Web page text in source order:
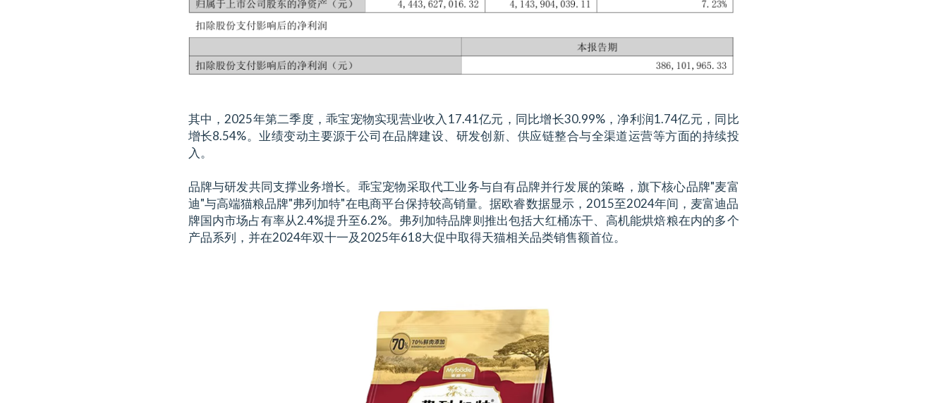
其中，2025年第二季度，乖宝宠物实现营业收入17.41亿元，同比增长30.99%，净利润1.74亿元，同比
增长8.54%。业绩变动主要源于公司在品牌建设、研发创新、供应链整合与全渠道运营等方面的持续投
入。
品牌与研发共同支撑业务增长。乖宝宠物采取代工业务与自有品牌并行发展的策略，旗下核心品牌"麦富
迪"与高端猫粮品牌"弗列加特"在电商平台保持较高销量。据欧睿数据显示，2015至2024年间，麦富迪品
牌国内市场占有率从2.4%提升至6.2%。弗列加特品牌则推出包括大红桶冻干、高机能烘焙粮在内的多个
产品系列，并在2024年双十一及2025年618大促中取得天猫相关品类销售额首位。